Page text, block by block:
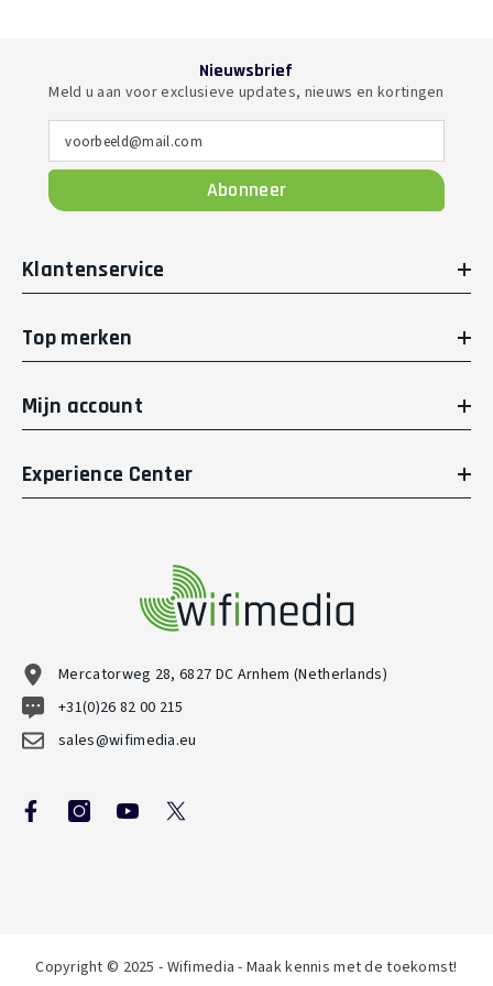
Nieuwsbrief
Meld u aan voor exclusieve updates, nieuws en kortingen
voorbeeld@mail.com
Abonneer
Klantenservice
Top merken
Mijn account
Experience Center
Mercatorweg 28, 6827 DC Arnhem (Netherlands)
+31(0)26 82 00 215
sales@wifimedia.eu
Copyright © 2025 - Wifimedia - Maak kennis met de toekomst!